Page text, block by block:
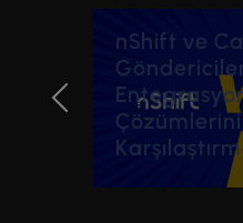
nShift ve
Göndericiler
Previous Slide